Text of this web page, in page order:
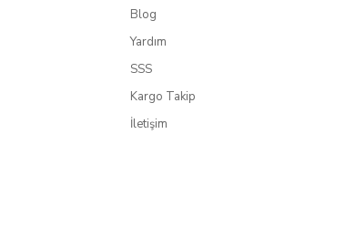
Blog
Yardım
SSS
Kargo Takip
İletişim